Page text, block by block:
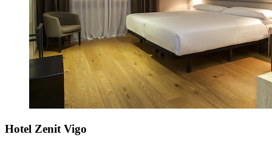
Hotel Zenit Vigo